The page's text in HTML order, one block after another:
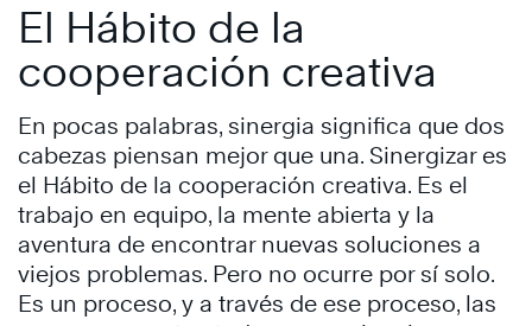
El Hábito de la
cooperación creativa
En pocas palabras, sinergia significa que dos
cabezas piensan mejor que una. Sinergizar es
el Hábito de la cooperación creativa. Es el
trabajo en equipo, la mente abierta y la
aventura de encontrar nuevas soluciones a
viejos problemas. Pero no ocurre por sí solo.
Es un proceso, y a través de ese proceso, las